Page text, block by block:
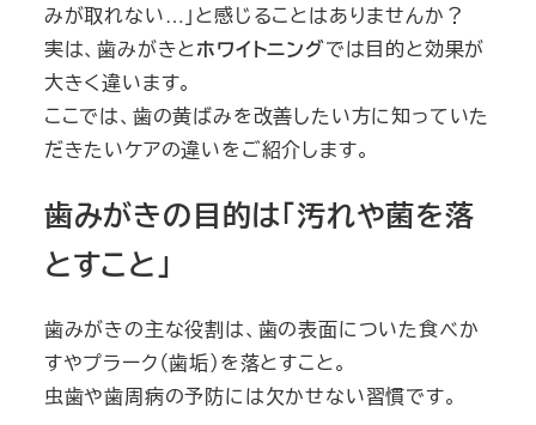
みが取れない…」と感じることはありませんか？
実は、歯みがきとホワイトニングでは目的と効果が
大きく違います。
ここでは、歯の黄ばみを改善したい方に知っていた
だきたいケアの違いをご紹介します。
歯みがきの目的は「汚れや菌を落
とすこと」
歯みがきの主な役割は、歯の表面についた食べか
すやプラーク（歯垢）を落とすこと。
虫歯や歯周病の予防には欠かせない習慣です。